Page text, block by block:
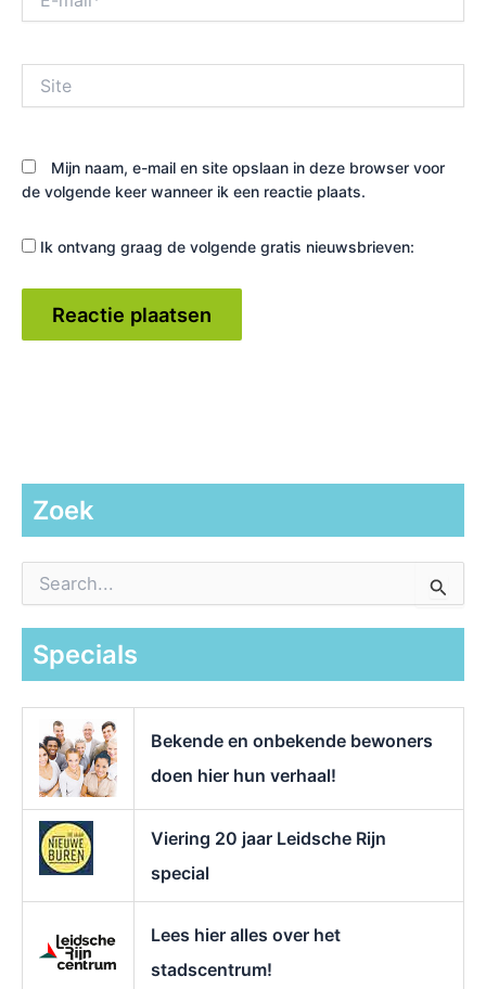
mail*
Mijn naam, e-mail en site opslaan in deze browser voor
de volgende keer wanneer ik een reactie plaats.
Ik ontvang graag de volgende gratis nieuwsbrieven:
Zoek
a
Specials
Bekende en onbekende bewoners
doen hier hun verhaal!
Viering 20 jaar Leidsche Rijn
special
Lees hier alles over het
stadscentrum!